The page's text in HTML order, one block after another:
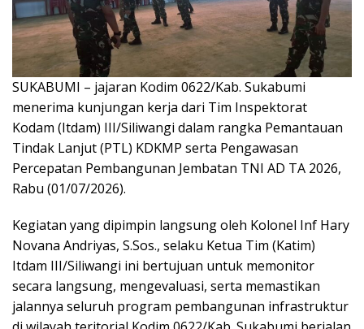
SUKABUMI – jajaran Kodim 0622/Kab. Sukabumi
menerima kunjungan kerja dari Tim Inspektorat
Kodam (Itdam) III/Siliwangi dalam rangka Pemantauan
Tindak Lanjut (PTL) KDKMP serta Pengawasan
Percepatan Pembangunan Jembatan TNI AD TA 2026,
Rabu (01/07/2026).
​Kegiatan yang dipimpin langsung oleh Kolonel Inf Hary
Novana Andriyas, S.Sos., selaku Ketua Tim (Katim)
Itdam III/Siliwangi ini bertujuan untuk memonitor
secara langsung, mengevaluasi, serta memastikan
jalannya seluruh program pembangunan infrastruktur